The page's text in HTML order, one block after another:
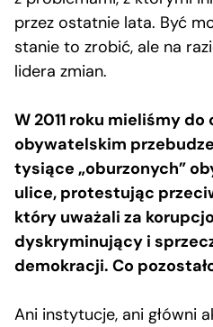
przez ostatnie lata. Być
stanie to zrobić, ale na
lidera zmian.
W 2011 roku mieliśmy do
obywatelskim
tysiące „oburzonych”
ulice, protestując
który uważali za
dyskryminujący i
demokracji. Co
Ani instytucje, ani główni